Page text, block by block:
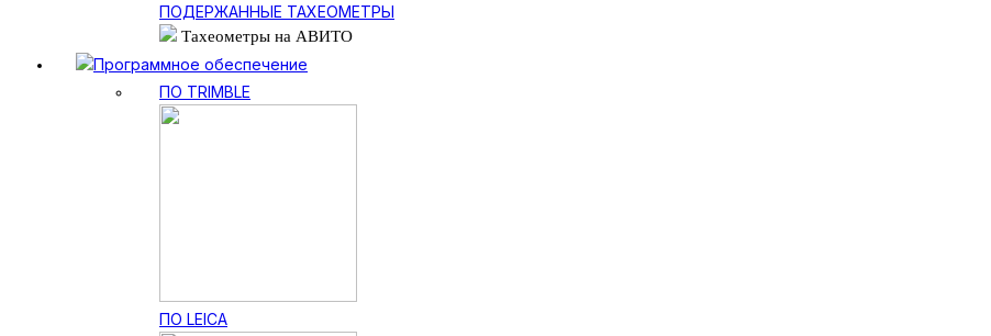
ПОДЕРЖАННЫЕ ТАХЕОМЕТРЫ
Тахеометры на АВИТО
Программное обеспечение
ПО TRIMBLE
ПО LEICA